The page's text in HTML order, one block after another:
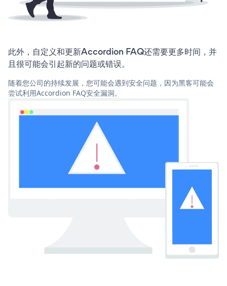
此外，自定义和更新Accordion FAQ还需要更多时间，并
且很可能会引起新的问题或错误。
随着您公司的持续发展，您可能会遇到安全问题，因为黑客可能会
尝试利用Accordion FAQ安全漏洞。